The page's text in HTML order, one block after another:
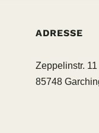
ADRESSE
Zeppelinstr. 11
85748